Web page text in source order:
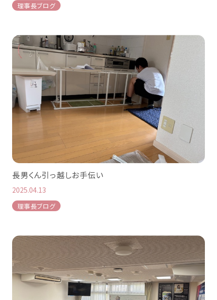
理事長ブログ
長男くん引っ越しお手伝い
2025.04.13
理事長ブログ